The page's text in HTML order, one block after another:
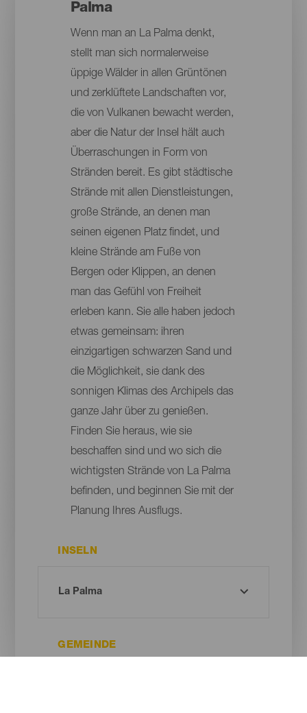
Palma
Wenn man an La Palma denkt,
stellt man sich normalerweise
üppige Wälder in allen Grüntönen
und zerklüftete Landschaften vor,
die von Vulkanen bewacht werden,
aber die Natur der Insel hält auch
Überraschungen in Form von
Stränden bereit. Es gibt städtische
Strände mit allen Dienstleistungen,
große Strände, an denen man
seinen eigenen Platz findet, und
kleine Strände am Fuße von
Bergen oder Klippen, an denen
man das Gefühl von Freiheit
erleben kann. Sie alle haben jedoch
etwas gemeinsam: ihren
einzigartigen schwarzen Sand und
die Möglichkeit, sie dank des
sonnigen Klimas des Archipels das
ganze Jahr über zu genießen.
Finden Sie heraus, wie sie
beschaffen sind und wo sich die
wichtigsten Strände von La Palma
befinden, und beginnen Sie mit der
Planung Ihres Ausflugs.
INSELN
GEMEINDE